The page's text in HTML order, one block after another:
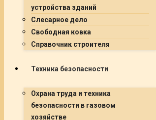
устройства зданий
Слесарное дело
Свободная ковка
Справочник строителя
Техника безопасности
Охрана труда и техника
безопасности в газовом
хозяйстве